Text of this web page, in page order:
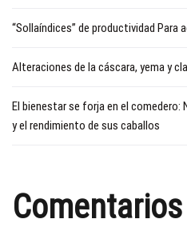
“Sollaíndices” de productividad Para
Alteraciones de la cáscara, yema y
El bienestar se forja en el
y el rendimiento de sus caballos